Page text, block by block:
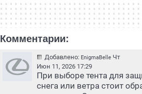
Комментарии:
Добавлено: EnigmaBelle Чт
Июн 11, 2026 17:29
При выборе тента для
снега или ветра стоит